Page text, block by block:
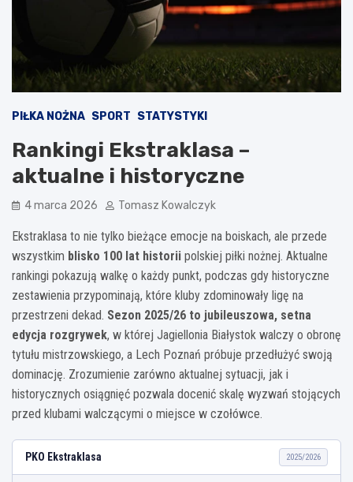
PIŁKA NOŻNA SPORT STATYSTYKI
Rankingi Ekstraklasa –
aktualne i historyczne
4 marca 2026 Tomasz Kowalczyk
Ekstraklasa to nie tylko bieżące emocje na boiskach, ale przede
wszystkim blisko 100 lat historii polskiej piłki nożnej. Aktualne
rankingi pokazują walkę o każdy punkt, podczas gdy historyczne
zestawienia przypominają, które kluby zdominowały ligę na
przestrzeni dekad. Sezon 2025/26 to jubileuszowa, setna
edycja rozgrywek, w której Jagiellonia Białystok walczy o obronę
tytułu mistrzowskiego, a Lech Poznań próbuje przedłużyć swoją
dominację. Zrozumienie zarówno aktualnej sytuacji, jak i
historycznych osiągnięć pozwala docenić skalę wyzwań stojących
przed klubami walczącymi o miejsce w czołówce.
PKO Ekstraklasa 2025/2026